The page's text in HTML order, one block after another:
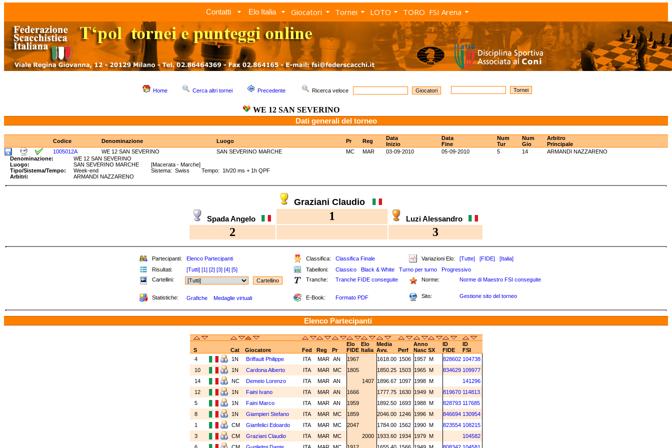
Contatti Elo Italia Giocatori Tornei LOTO TORO FSI Arena
Home Cerca altri tornei Precedente Ricerca veloce
WE 12 SAN SEVERINO
Dati generali del torneo
Codice Denominazione Luogo Pr Reg
Data
Inizio
Data
Fine
Num
Tur
Num
Gio
Arbitro
Principale
1005012A
WE 12 SAN SEVERINO SAN SEVERINO MARCHE MC MAR 03-09-2010 05-09-2010 5 14
ARMANDI NAZZARENO
Denominazione:
WE 12 SAN SEVERINO
Luogo:
SAN SEVERINO MARCHE [Macerata - Marche]
Tipo/Sistema/Tempo:
Week-end
Sistema: Swiss Tempo: 1h/20 ms + 1h QPF
Arbitri:
ARMANDI NAZZARENO
Graziani Claudio
Spada Angelo 1 Luzi Alessandro
2 3
Partecipanti: Elenco Partecipanti Classifica: Classifica Finale Variazioni Elo: [Tutte] [FIDE]
[Italia]
Risultati:
[Tutti] [1] [2] [3] [4] [5] Tabelloni: Classico Black & White Turno per turno
Progressivo
Cartellini:
Tranche: Tranche FIDE conseguite Norme: Norme di Maestro FSI conseguite
Statistiche: Grafiche Medaglie virtuali E-Book: Formato PDF Sito: Gestione sito del torneo
Elenco Partecipanti
Elo Elo Media Anno ID
ID
S
Cat Giocatore Fed Reg Pr FIDE Italia Avv. Perf Nasc SX FIDE
FSI
4
1N Briffault Philippe ITA MAR AN 1967 1618.00 1506 1957 M 828602 104738
10
1N Cardona Alberto ITA MAR MC 1805 1850.25 1503 1965 M 834629 109977
14
NC Demeio Lorenzo ITA MAR AN 1407 1896.67 1097 1998 M
141296
12
1N Faini Ivano ITA MAR AN 1666 1777.75 1630 1949 M 819670 114813
5
1N Faini Marco ITA MAR AN 1959 1892.50 1693 1988 M 828793 117685
8
1N Giampieri Stefano ITA MAR MC 1859 2046.00 1246 1996 M 846694 130954
1
CM Gianfelici Edoardo ITA MAR MC 2047 1784.00 1562 1990 M 823554 108215
3
CM Graziani Claudio ITA MAR MC 2000 1933.60 1934 1979 M
104582